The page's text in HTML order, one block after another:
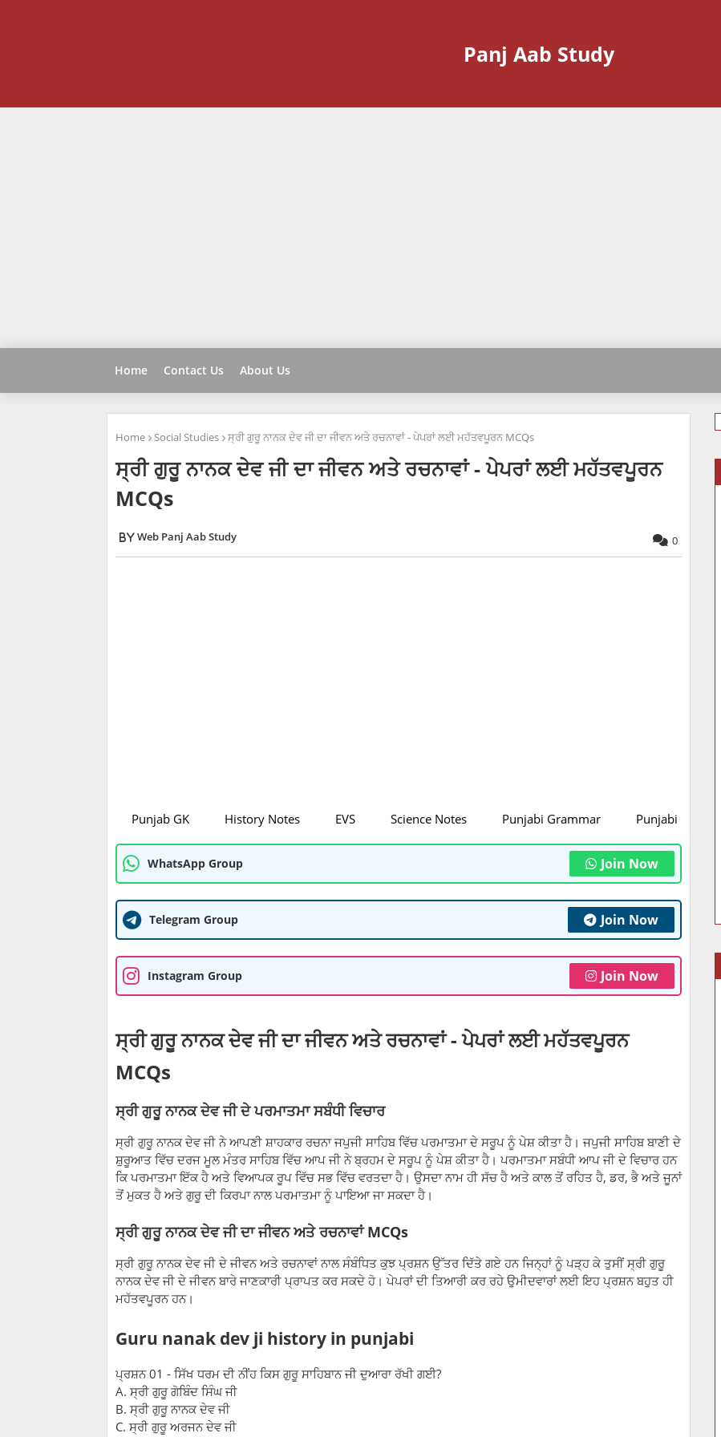
Panj Aab Study
Home Contact Us About Us
Home Social Studies ਸ੍ਰੀ ਗੁਰੂ ਨਾਨਕ ਦੇਵ ਜੀ ਦਾ ਜੀਵਨ ਅਤੇ ਰਚਨਾਵਾਂ - ਪੇਪਰਾਂ ਲਈ ਮਹੱਤਵਪੂਰਨ MCQs
ਸ੍ਰੀ ਗੁਰੂ ਨਾਨਕ ਦੇਵ ਜੀ ਦਾ ਜੀਵਨ ਅਤੇ ਰਚਨਾਵਾਂ - ਪੇਪਰਾਂ ਲਈ ਮਹੱਤਵਪੂਰਨ
MCQs
Web Panj Aab Study 0
Punjab GK History Notes EVS Science Notes Punjabi Grammar Punjabi Litrature
WhatsApp Group Join Now
Telegram Group Join Now
Instagram Group Join Now
ਸ੍ਰੀ ਗੁਰੂ ਨਾਨਕ ਦੇਵ ਜੀ ਦਾ ਜੀਵਨ ਅਤੇ ਰਚਨਾਵਾਂ - ਪੇਪਰਾਂ ਲਈ ਮਹੱਤਵਪੂਰਨ
MCQs
ਸ੍ਰੀ ਗੁਰੂ ਨਾਨਕ ਦੇਵ ਜੀ ਦੇ ਪਰਮਾਤਮਾ ਸਬੰਧੀ ਵਿਚਾਰ
ਸ੍ਰੀ ਗੁਰੂ ਨਾਨਕ ਦੇਵ ਜੀ ਨੇ ਆਪਣੀ ਸ਼ਾਹਕਾਰ ਰਚਨਾ ਜਪੁਜੀ ਸਾਹਿਬ ਵਿੱਚ ਪਰਮਾਤਮਾ ਦੇ ਸਰੂਪ ਨੂੰ ਪੇਸ਼ ਕੀਤਾ ਹੈ। ਜਪੁਜੀ ਸਾਹਿਬ ਬਾਣੀ ਦੇ
ਸ਼ੁਰੂਆਤ ਵਿੱਚ ਦਰਜ ਮੂਲ ਮੰਤਰ ਸਾਹਿਬ ਵਿੱਚ ਆਪ ਜੀ ਨੇ ਬ੍ਰਹਮ ਦੇ ਸਰੂਪ ਨੂੰ ਪੇਸ਼ ਕੀਤਾ ਹੈ। ਪਰਮਾਤਮਾ ਸਬੰਧੀ ਆਪ ਜੀ ਦੇ ਵਿਚਾਰ ਹਨ
ਕਿ ਪਰਮਾਤਮਾ ਇੱਕ ਹੈ ਅਤੇ ਵਿਆਪਕ ਰੂਪ ਵਿੱਚ ਸਭ ਵਿੱਚ ਵਰਤਦਾ ਹੈ। ਉਸਦਾ ਨਾਮ ਹੀ ਸੱਚ ਹੈ ਅਤੇ ਕਾਲ ਤੋਂ ਰਹਿਤ ਹੈ, ਡਰ, ਭੈ ਅਤੇ ਜੂਨਾਂ
ਤੋਂ ਮੁਕਤ ਹੈ ਅਤੇ ਗੁਰੂ ਦੀ ਕਿਰਪਾ ਨਾਲ ਪਰਮਾਤਮਾ ਨੂੰ ਪਾਇਆ ਜਾ ਸਕਦਾ ਹੈ।
ਸ੍ਰੀ ਗੁਰੂ ਨਾਨਕ ਦੇਵ ਜੀ ਦਾ ਜੀਵਨ ਅਤੇ ਰਚਨਾਵਾਂ MCQs
ਸ੍ਰੀ ਗੁਰੂ ਨਾਨਕ ਦੇਵ ਜੀ ਦੇ ਜੀਵਨ ਅਤੇ ਰਚਨਾਵਾਂ ਨਾਲ ਸੰਬੰਧਿਤ ਕੁਝ ਪ੍ਰਸ਼ਨ ਉੱਤਰ ਦਿੱਤੇ ਗਏ ਹਨ ਜਿਨ੍ਹਾਂ ਨੂੰ ਪੜ੍ਹ ਕੇ ਤੁਸੀਂ ਸ੍ਰੀ ਗੁਰੂ
ਨਾਨਕ ਦੇਵ ਜੀ ਦੇ ਜੀਵਨ ਬਾਰੇ ਜਾਣਕਾਰੀ ਪ੍ਰਾਪਤ ਕਰ ਸਕਦੇ ਹੋ। ਪੇਪਰਾਂ ਦੀ ਤਿਆਰੀ ਕਰ ਰਹੇ ਉਮੀਦਵਾਰਾਂ ਲਈ ਇਹ ਪ੍ਰਸ਼ਨ ਬਹੁਤ ਹੀ
ਮਹੱਤਵਪੂਰਨ ਹਨ।
Guru nanak dev ji history in punjabi
ਪ੍ਰਸ਼ਨ 01 - ਸਿੱਖ ਧਰਮ ਦੀ ਨੀਂਹ ਕਿਸ ਗੁਰੂ ਸਾਹਿਬਾਨ ਜੀ ਦੁਆਰਾ ਰੱਖੀ ਗਈ?
A. ਸ੍ਰੀ ਗੁਰੂ ਗੋਬਿੰਦ ਸਿੰਘ ਜੀ
B. ਸ੍ਰੀ ਗੁਰੂ ਨਾਨਕ ਦੇਵ ਜੀ
C. ਸ੍ਰੀ ਗੁਰੂ ਅਰਜਨ ਦੇਵ ਜੀ